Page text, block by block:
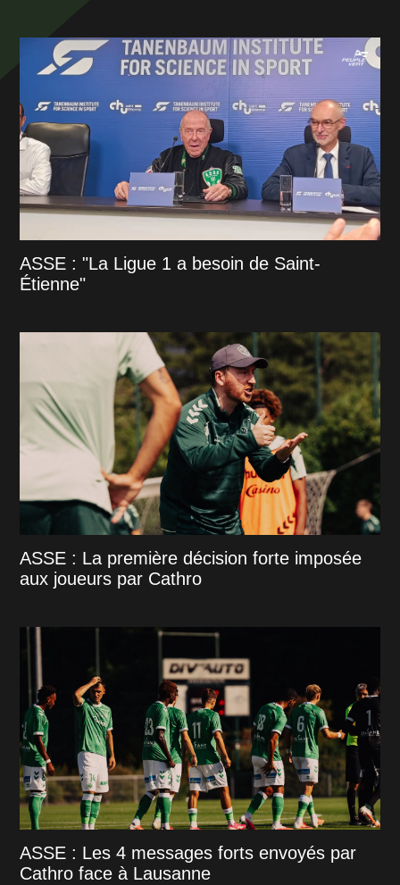
ASSE : "La Ligue 1 a besoin de Saint-
Étienne"
ASSE : La première décision forte imposée
aux joueurs par Cathro
ASSE : Les 4 messages forts envoyés par
Cathro face à Lausanne